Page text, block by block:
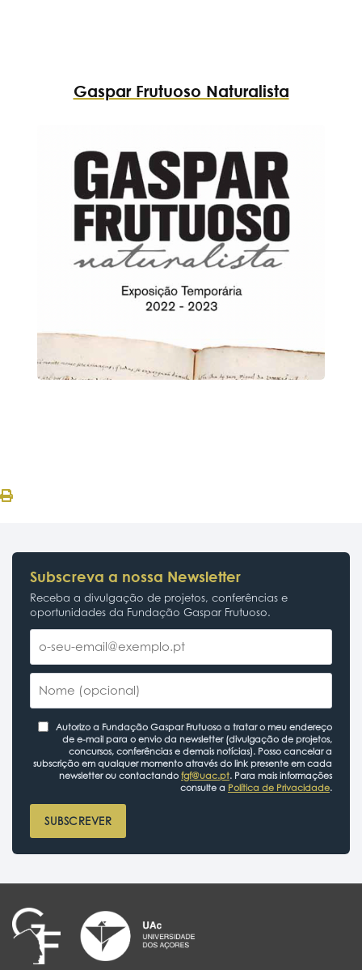
Gaspar Frutuoso Naturalista
Subscreva a nossa Newsletter
Receba a divulgação de projetos, conferências e
oportunidades da Fundação Gaspar Frutuoso.
Autorizo a Fundação Gaspar Frutuoso a tratar o meu endereço
de e-mail para o envio da newsletter (divulgação de projetos,
concursos, conferências e demais notícias). Posso cancelar a
subscrição em qualquer momento através do link presente em cada
newsletter ou contactando fgf@uac.pt. Para mais informações
consulte a Política de Privacidade.
SUBSCREVER